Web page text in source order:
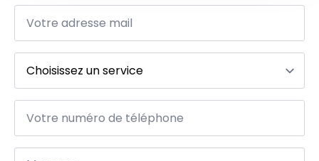
Email
Service
Téléphone
Message